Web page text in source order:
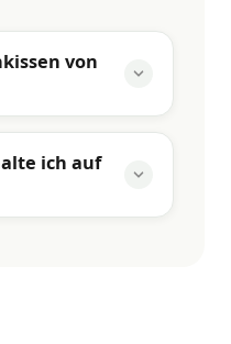
von
ich auf